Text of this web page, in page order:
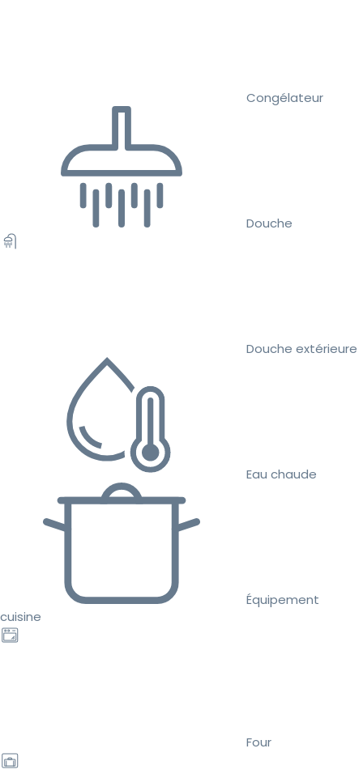
Congélateur
Douche
Douche extérieure
Eau chaude
Équipement
cuisine
Four